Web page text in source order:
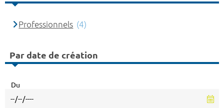
Professionnels (4)
Par date de création
Du